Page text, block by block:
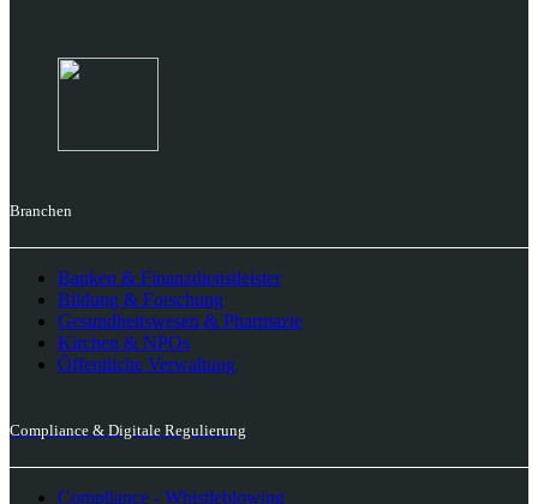
Branchen
Banken & Finanzdienstleister
Bildung & Forschung
Gesundheitswesen & Pharmazie
Kirchen & NPOs
Öffentliche Verwaltung
Compliance & Digitale Regulierung
Compliance - Whistleblowing